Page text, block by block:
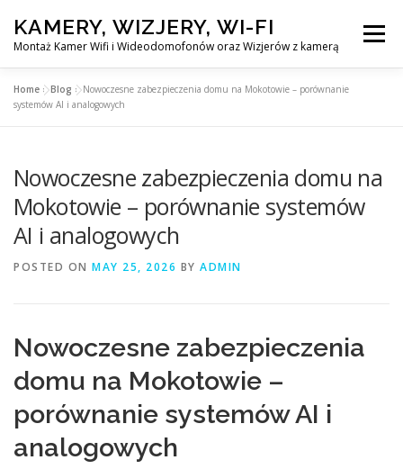
content
KAMERY, WIZJERY, WI-FI
Montaż Kamer Wifi i Wideodomofonów oraz Wizjerów z kamerą
Menu
GŁÓWNA
MONTAŻ WIDEDOMOFONÓW
MONTAŻU WIZJERÓW Z KAMERĄ
Home »Blog »Nowoczesne zabezpieczenia domu na Mokotowie – porównanie
systemów AI i analogowych
Nowoczesne zabezpieczenia domu na
Mokotowie – porównanie systemów
AI i analogowych
POSTED ON MAY 25, 2026 BY ADMIN
Nowoczesne zabezpieczenia
domu na Mokotowie –
porównanie systemów AI i
analogowych